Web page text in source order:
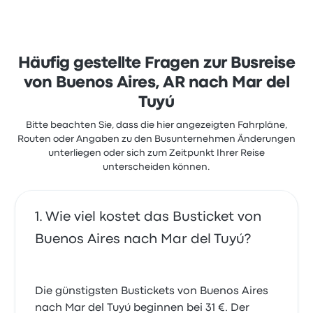
diese Reise beginnen bei 33 €
Häufig gestellte Fragen zur Busreise
von Buenos Aires, AR nach Mar del
Tuyú
Bitte beachten Sie, dass die hier angezeigten Fahrpläne,
Routen oder Angaben zu den Busunternehmen Änderungen
unterliegen oder sich zum Zeitpunkt Ihrer Reise
unterscheiden können.
Wie viel kostet das Busticket von
Buenos Aires nach Mar del Tuyú?
Die günstigsten Bustickets von Buenos Aires
nach Mar del Tuyú beginnen bei 31 €. Der